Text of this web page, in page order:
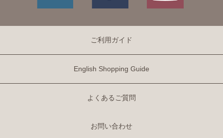
ご利用ガイド
English Shopping Guide
よくあるご質問
お問い合わせ